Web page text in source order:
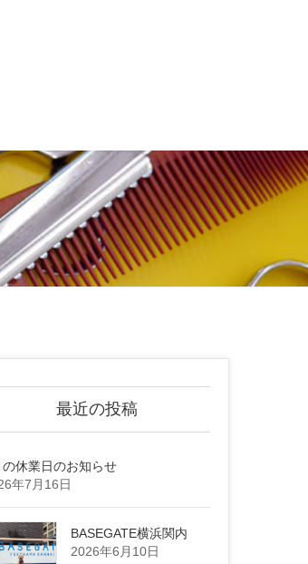
最近の投稿
の休業日のお知らせ
年7月16日
BASEGATE横浜関内
2026年6月10日